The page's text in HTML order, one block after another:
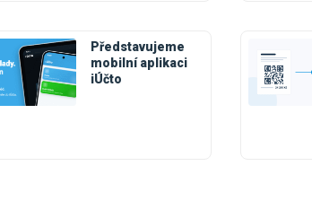
Představujeme
mobilní aplikaci
iÚčto